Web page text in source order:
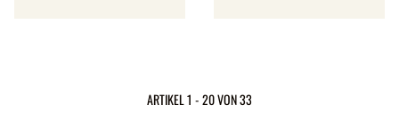
ARTIKEL 1 - 20 VON 33